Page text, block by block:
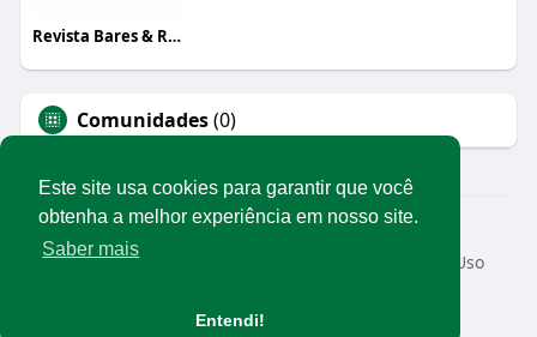
Este site usa cookies para garantir que você
obtenha a melhor experiência em nosso site.
Saber mais
Entendi!
Revista Bares & Restaurantes
Comunidades(0)
© 2026 Rede Abrasel
Início
Sobre
Termos de Uso